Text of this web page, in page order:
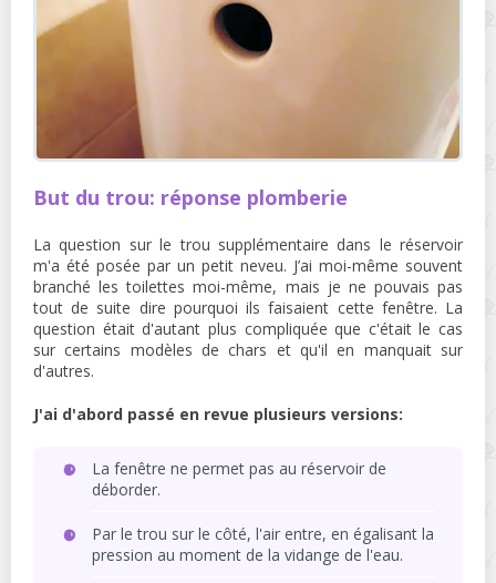
But du trou: réponse plomberie
La question sur le trou supplémentaire dans le réservoir
m'a été posée par un petit neveu. J’ai moi-même souvent
branché les toilettes moi-même, mais je ne pouvais pas
tout de suite dire pourquoi ils faisaient cette fenêtre. La
question était d'autant plus compliquée que c'était le cas
sur certains modèles de chars et qu'il en manquait sur
d'autres.
J'ai d'abord passé en revue plusieurs versions:
La fenêtre ne permet pas au réservoir de
déborder.
Par le trou sur le côté, l'air entre, en égalisant la
pression au moment de la vidange de l'eau.